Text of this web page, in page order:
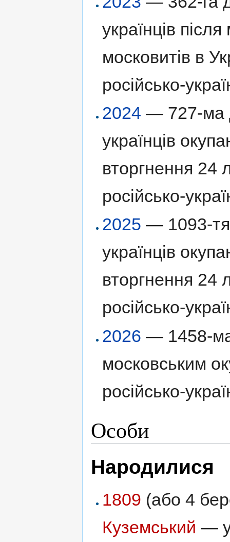
українців
московитів в
російсько-
2024 — 727-ма
українців
вторгнення 24
російсько-
2025 — 1093-тя
українців
вторгнення 24
російсько-
2026 — 1458-ма
московським
російсько-
Особи
Народилися
1809 (або 4
Куземський —